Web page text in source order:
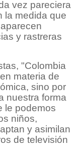
vez pareciera
la medida que
y rastreras
"Colombia
materia de
sino por
nuestra forma
le podemos
niños,
y asimilan
de televisión